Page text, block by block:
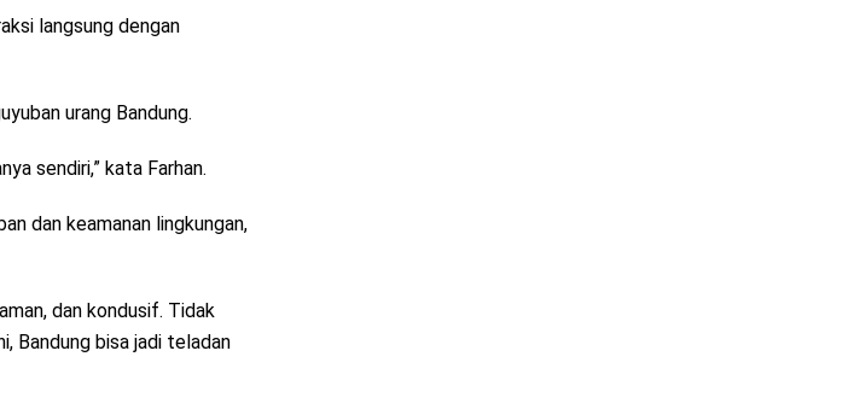
langsung dengan
urang Bandung.
sendiri,” kata Farhan.
dan keamanan lingkungan,
dan kondusif. Tidak
Bandung bisa jadi teladan